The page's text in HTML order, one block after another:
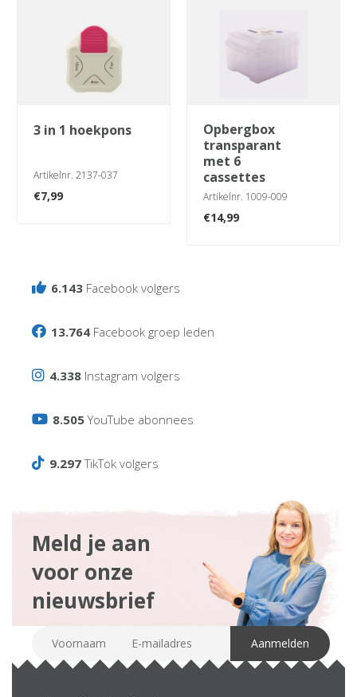
3 in 1 hoekpons
Artikelnr. 2137-037
€7,99
opbergbox
transparant
met 6
cassettes
Artikelnr. 1009-009
€14,99
6.143 Facebook volgers
13.764 Facebook groep leden
4.338 Instagram volgers
8.505YouTube abonnees
9.297TikTok volgers
Meld je aan
voor onze
nieuwsbrief